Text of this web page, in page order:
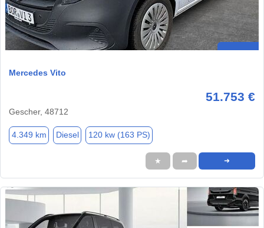
Mercedes Vito
51.753 €
Gescher, 48712
4.349 km Diesel 120 kw (163 PS)
★ ➦ ➜